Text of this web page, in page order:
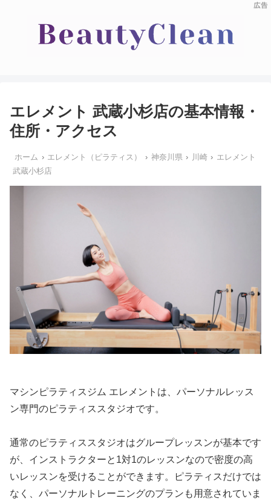
エレメント 武蔵小杉店の基本情報・
住所・アクセス
ホーム エレメント（ピラティス） 神奈川県 川崎
エレメント
武蔵小杉店
マシンピラティスジム エレメントは、パーソナルレッス
ン専門のピラティススタジオです。
通常のピラティススタジオはグループレッスンが基本です
が、インストラクターと1対1のレッスンなので密度の高
いレッスンを受けることができます。ピラティスだけでは
なく、パーソナルトレーニングのプランも用意されていま